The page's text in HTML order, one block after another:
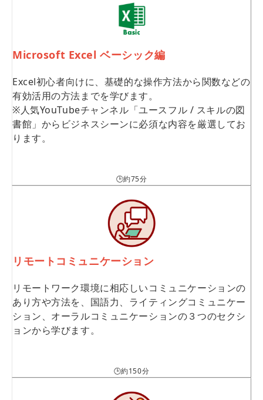
Microsoft Excel ベーシック編
Excel初心者向けに、基礎的な操作方法から関数などの
有効活用の方法までを学びます。
※人気YouTubeチャンネル「ユースフル / スキルの図
書館」からビジネスシーンに必須な内容を厳選してお
ります。
🕒約75分
リモートコミュニケーション
リモートワーク環境に相応しいコミュニケーションの
あり方や方法を、国語力、ライティングコミュニケー
ション、オーラルコミュニケーションの３つのセクシ
ョンから学びます。
🕒約150分